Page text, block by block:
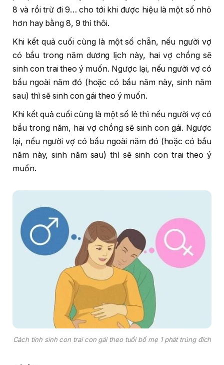
8 và rồi trừ đi 9… cho tới khi được hiệu là một số nhỏ
hơn hay bằng 8, 9 thì thôi.
Khi kết quả cuối cùng là một số chẵn, nếu người vợ
có bầu trong năm dương lịch này, hai vợ chồng sẽ
sinh con trai theo ý muốn. Ngược lại, nếu người vợ có
bầu ngoài năm đó (hoặc có bầu năm này, sinh năm
sau) thì sẽ sinh con gái theo ý muốn.
Khi kết quả cuối cùng là một số lẻ thì nếu người vợ có
bầu trong năm, hai vợ chồng sẽ sinh con gái. Ngược
lại, nếu người vợ có bầu ngoài năm đó (hoặc có bầu
năm này, sinh năm sau) thì sẽ sinh con trai theo ý
muốn.
Cách tính sinh con trai con gái theo tuổi bố mẹ 1 phát trúng đích